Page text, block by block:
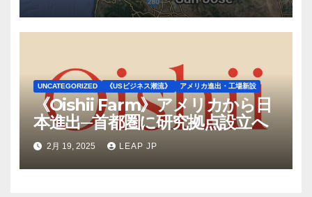
UNCATEGORIZED 《USビジネス潮流》 アメリカ進出・工場新設
《Oishii Farm》アメリカから日
本進出─首都圏に研究拠点設立へ
2月 19, 2025 LEAP JP